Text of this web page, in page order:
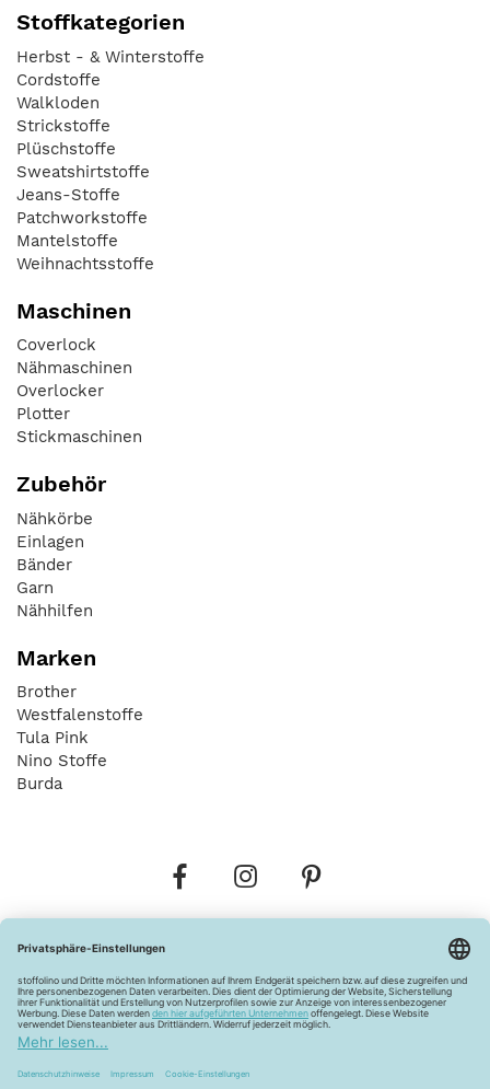
Stoffkategorien
Herbst - & Winterstoffe
Cordstoffe
Walkloden
Strickstoffe
Plüschstoffe
Sweatshirtstoffe
Jeans-Stoffe
Patchworkstoffe
Mantelstoffe
Weihnachtsstoffe
Maschinen
Coverlock
Nähmaschinen
Overlocker
Plotter
Stickmaschinen
Zubehör
Nähkörbe
Einlagen
Bänder
Garn
Nähhilfen
Marken
Brother
Westfalenstoffe
Tula Pink
Nino Stoffe
Burda
Widerrufsbelehrung Vertrag widerrufen
Barrierefreiheitserklärung